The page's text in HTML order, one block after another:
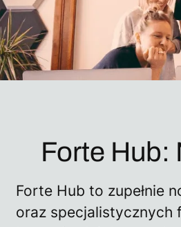
Forte Hub:
Forte Hub to zupełnie
oraz specjalistycznych